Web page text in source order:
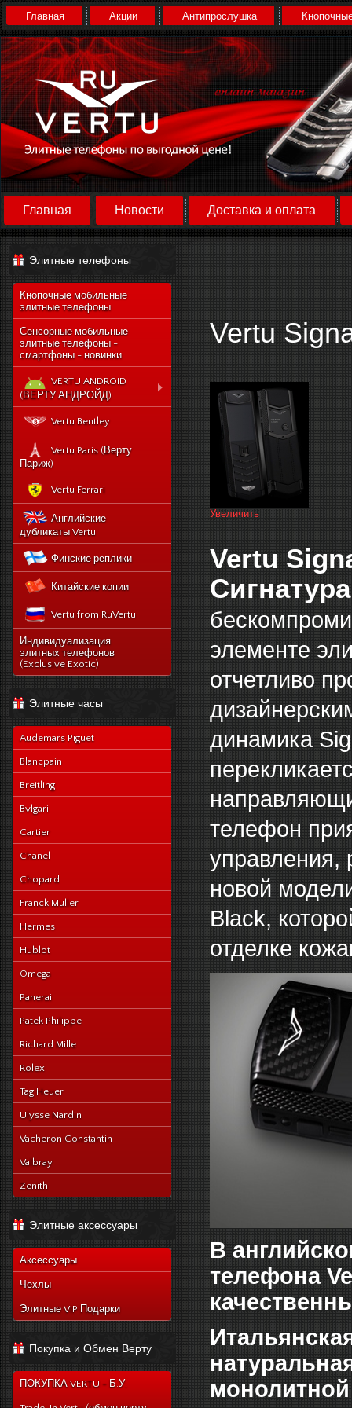
Главная Акции Антипрослушка
Главная Новости Доставка и оплата
Элитные телефоны
Кнопочные мобильные
элитные телефоны
Сенсорные мобильные
элитные телефоны -
смартфоны - новинки
VERTU ANDROID
(ВЕРТУ АНДРОЙД)
Новый Vertu Signature
New Touch
Vertu Constellation X duos
Sim - смартфон Верту
Констелейшен икс на две
сим карты
Vertu Signature touch
Vertu Aster (Верту Астер)
Vertu Ti
Vertu Constellation V
noviy-vertu-signature-
new-touch
catalog
543-vertu-signature-
touch-grape-lizard-
en
navy-alligator-en
category
175-novyj-vertu-
signature-new-touch
Vertu Bentley
Vertu Paris (Верту
Париж)
Vertu Ferrari
Английские
дубликаты Vertu
Финские реплики
Китайские копии
Vertu from RuVertu
Индивидуализация
элитных телефонов
(Exclusive Exotic)
Элитные часы
Audemars Piguet
Blancpain
Breitling
Bvlgari
Cartier
Chanel
Chopard
Franck Muller
Hermes
Hublot
Omega
Panerai
Patek Philippe
Richard Mille
Rolex
Tag Heuer
Ulysse Nardin
Vacheron Constantin
Valbray
Zenith
Элитные аксессуары
Аксессуары
Чехлы
Элитные VIP Подарки
Покупка и Обмен Верту
ПОКУПКА VERTU - Б.У.
Vertu
Увеличить
Vertu
элементе
отчетливо
динамика
телефон
управления,
новой
Black,
отделке
В
телефона